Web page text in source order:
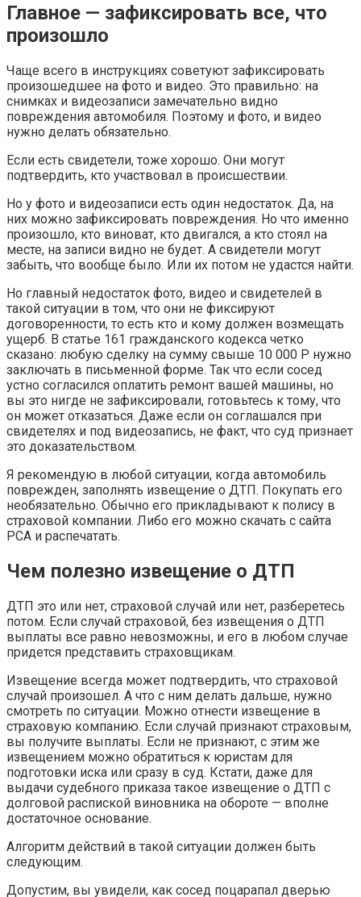
Главное — зафиксировать все, что
произошло
Чаще всего в инструкциях советуют зафиксировать
произошедшее на фото и видео. Это правильно: на
снимках и видеозаписи замечательно видно
повреждения автомобиля. Поэтому и фото, и видео
нужно делать обязательно.
Если есть свидетели, тоже хорошо. Они могут
подтвердить, кто участвовал в происшествии.
Но у фото и видеозаписи есть один недостаток. Да, на
них можно зафиксировать повреждения. Но что именно
произошло, кто виноват, кто двигался, а кто стоял на
месте, на записи видно не будет. А свидетели могут
забыть, что вообще было. Или их потом не удастся найти.
Но главный недостаток фото, видео и свидетелей в
такой ситуации в том, что они не фиксируют
договоренности, то есть кто и кому должен возмещать
ущерб. В статье 161 гражданского кодекса четко
сказано: любую сделку на сумму свыше 10 000 Р нужно
заключать в письменной форме. Так что если сосед
устно согласился оплатить ремонт вашей машины, но
вы это нигде не зафиксировали, готовьтесь к тому, что
он может отказаться. Даже если он соглашался при
свидетелях и под видеозапись, не факт, что суд признает
это доказательством.
Я рекомендую в любой ситуации, когда автомобиль
поврежден, заполнять извещение о ДТП. Покупать его
необязательно. Обычно его прикладывают к полису в
страховой компании. Либо его можно скачать с сайта
РСА и распечатать.
Чем полезно извещение о ДТП
ДТП это или нет, страховой случай или нет, разберетесь
потом. Если случай страховой, без извещения о ДТП
выплаты все равно невозможны, и его в любом случае
придется представить страховщикам.
Извещение всегда может подтвердить, что страховой
случай произошел. А что с ним делать дальше, нужно
смотреть по ситуации. Можно отнести извещение в
страховую компанию. Если случай признают страховым,
вы получите выплаты. Если не признают, с этим же
извещением можно обратиться к юристам для
подготовки иска или сразу в суд. Кстати, даже для
выдачи судебного приказа такое извещение о ДТП с
долговой распиской виновника на обороте — вполне
достаточное основание.
Алгоритм действий в такой ситуации должен быть
следующим.
Допустим, вы увидели, как сосед поцарапал дверью